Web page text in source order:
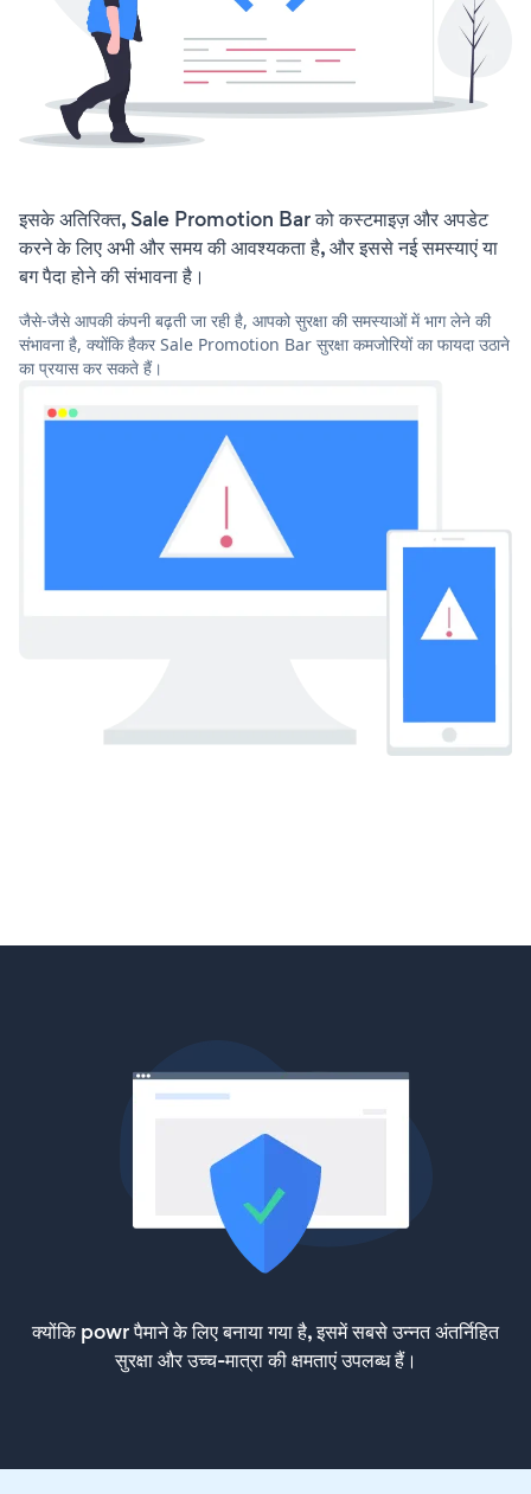
इसके अतिरिक्त, Sale Promotion Bar को कस्टमाइज़ और अपडेट
करने के लिए अभी और समय की आवश्यकता है, और इससे नई समस्याएं या
बग पैदा होने की संभावना है।
जैसे-जैसे आपकी कंपनी बढ़ती जा रही है, आपको सुरक्षा की समस्याओं में भाग लेने की
संभावना है, क्योंकि हैकर Sale Promotion Bar सुरक्षा कमजोरियों का फायदा उठाने
का प्रयास कर सकते हैं।
क्योंकि powr पैमाने के लिए बनाया गया है, इसमें सबसे उन्नत अंतर्निहित
सुरक्षा और उच्च-मात्रा की क्षमताएं उपलब्ध हैं।